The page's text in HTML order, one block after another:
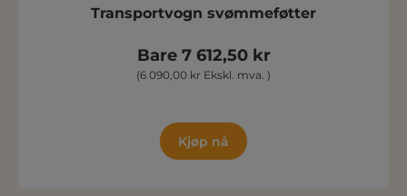
Transportvogn svømmeføtter
Bare 7 612,50 kr
(6 090,00 kr Ekskl. mva. )
Kjøp nå